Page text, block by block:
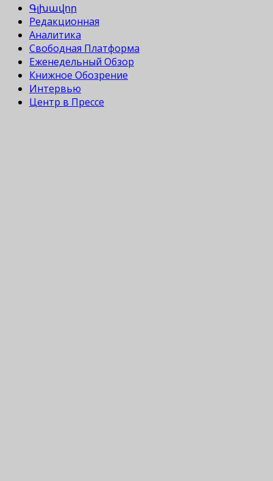
Գլխավոր
Редакционная
Аналитика
Свободная Платформа
Еженедельный Обзор
Книжное Обозрение
Интервью
Центр в Прессе